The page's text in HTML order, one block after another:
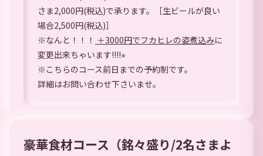
さま2,000円(税込)で承ります。［生ビールが良い
場合2,500円(税込)］
※なんと！！！ ＋3000円でフカヒレの姿煮込みに
変更出来ちゃいます!!!!⭐︎
※こちらのコース前日までの予約制です。
詳細はお問い合わせ下さいませ。
豪華食材コース（銘々盛り/2名さまよ